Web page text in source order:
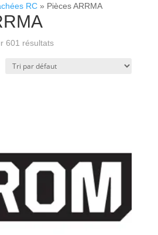
RC» Pièces ARRMA
601 résultats